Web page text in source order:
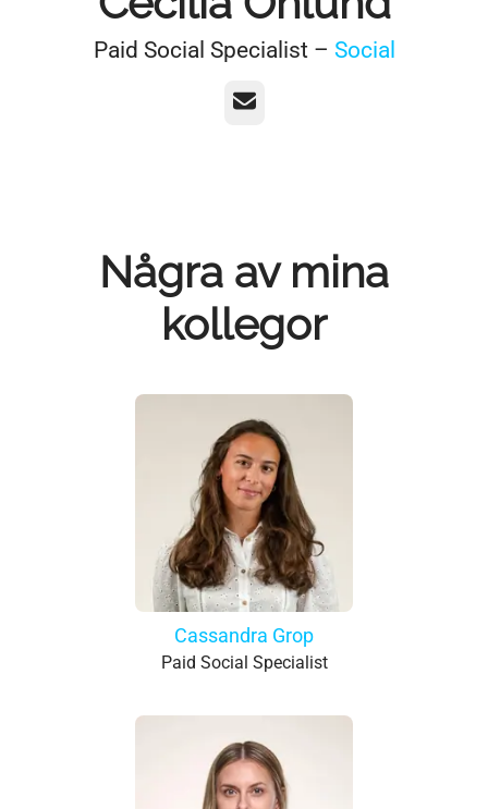
Paid Social Specialist – Social
E-post
Några av mina
kollegor
Cassandra Grop
Paid Social Specialist